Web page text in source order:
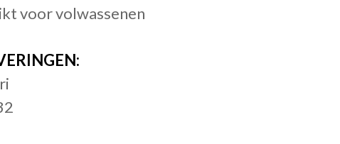
voor volwassenen